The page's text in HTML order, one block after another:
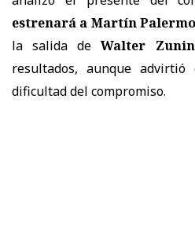
estrenará a Martín
la salida deWalter
resultados, aunque
dificultad del compromiso.